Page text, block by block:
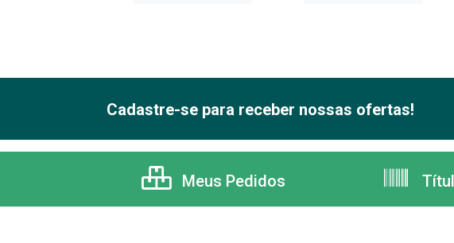
Cadastre-se para receber nossas ofertas!
Meus Pedidos